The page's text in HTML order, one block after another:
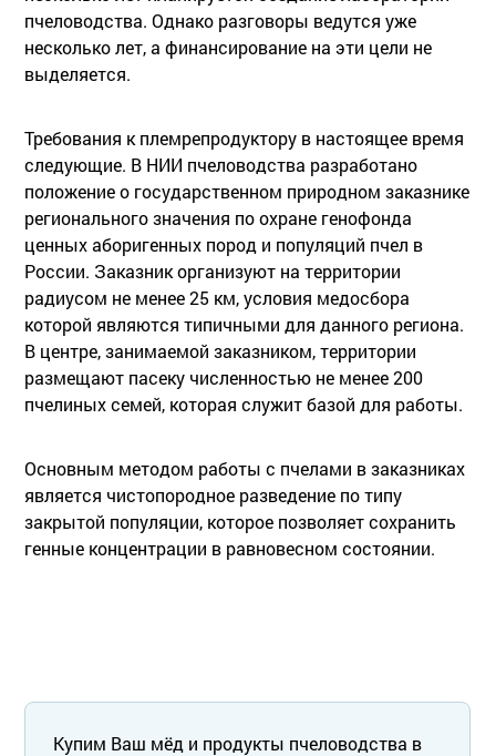
пчеловодства. Однако разговоры ведутся уже
несколько лет, а финансирование на эти цели не
выделяется.
Требования к племрепродуктору в настоящее время
следующие. В НИИ пчеловодства разработано
положение о государственном природном заказнике
регионального значения по охране генофонда
ценных аборигенных пород и популяций пчел в
России. Заказник организуют на территории
радиусом не менее 25 км, условия медосбора
которой являются типичными для данного региона.
В центре, занимаемой заказником, территории
размещают пасеку численностью не менее 200
пчелиных семей, которая служит базой для работы.
Основным методом работы с пчелами в заказниках
является чистопородное разведение по типу
закрытой популяции, которое позволяет сохранить
генные концентрации в равновесном состоянии.
Купим Ваш мёд и продукты пчеловодства в